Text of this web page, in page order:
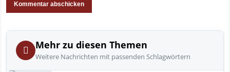
Mehr zu diesen Themen
Weitere Nachrichten mit passenden Schlagwörtern